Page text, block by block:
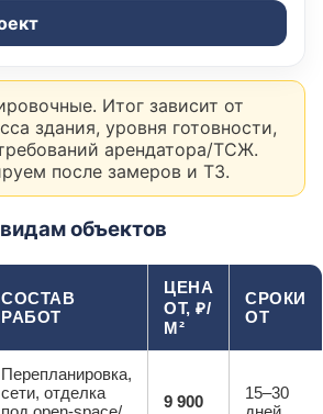
Итог зависит от
здания, уровня готовности,
арендатора/ТСЖ.
после замеров и ТЗ.
объектов
СОСТАВ
РАБОТ
ЦЕНА
ОТ, ₽/
М²
СРОКИ
ОТ
Перепланировка,
сети, отделка
9 900
15–30